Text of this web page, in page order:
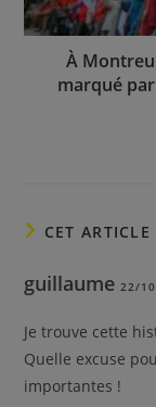
À
marqué
CET
guillaume22/
Je trouve cette
Quelle excuse
importantes !